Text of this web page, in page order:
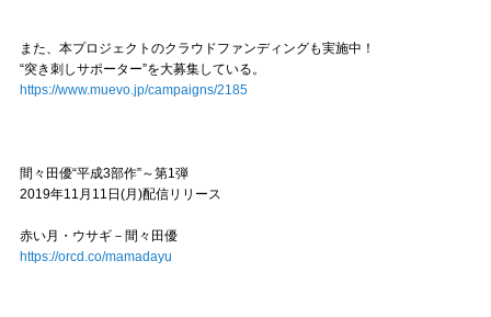
また、本プロジェクトのクラウドファンディングも実施中！
“突き刺しサポーター”を大募集している。
https://www.muevo.jp/campaigns/2185
間々田優“平成3部作”～第1弾
2019年11月11日(月)配信リリース
赤い月・ウサギ－間々田優
https://orcd.co/mamadayu